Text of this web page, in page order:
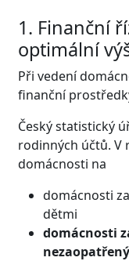
1. Finanční
optimální
Při vedení
finanční
Český statistický
rodinných účtů. V
domácnosti na
domácnosti
dětmi
domácnosti